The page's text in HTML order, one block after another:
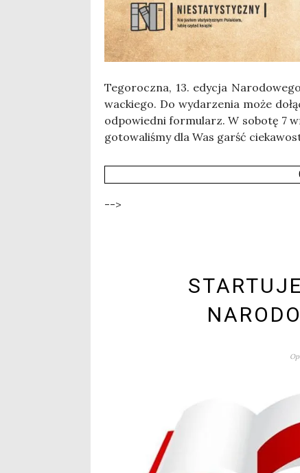
Tego­rocz­na, 13. edy­cja
wac­kie­go. Do wyda­rze­nia może
odpo­wied­ni for­mu­larz. W sobo­tę 7
go­to­wa­li­śmy dla Was garść
-->